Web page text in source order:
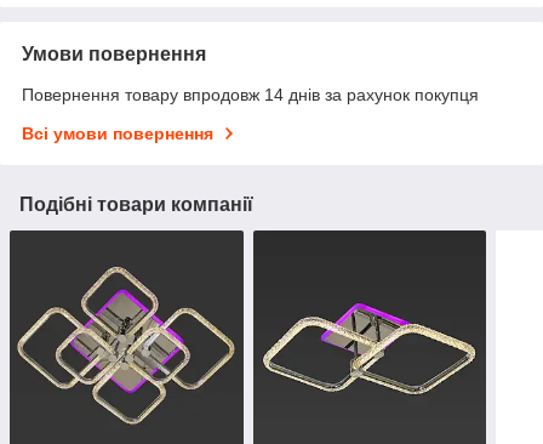
Умови повернення
Повернення товару впродовж 14 днів за рахунок покупця
Всі умови повернення
Подібні товари компанії